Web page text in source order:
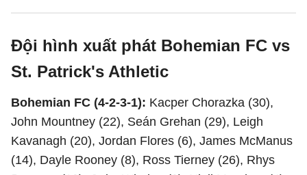
Đội hình xuất phát Bohemian FC vs
St. Patrick's Athletic
Bohemian FC (4-2-3-1): Kacper Chorazka (30),
John Mountney (22), Seán Grehan (29), Leigh
Kavanagh (20), Jordan Flores (6), James McManus
(14), Dayle Rooney (8), Ross Tierney (26), Rhys